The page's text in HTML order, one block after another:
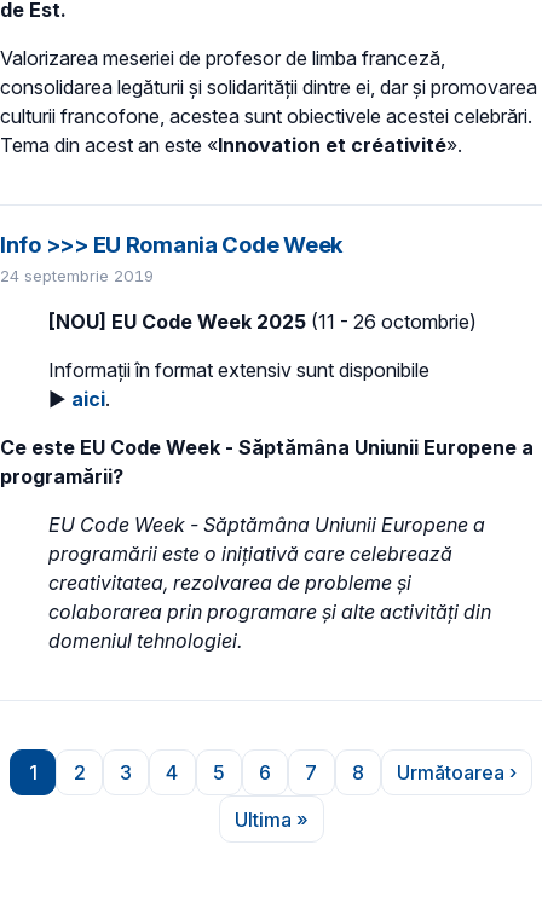
de Est.
Valorizarea meseriei de profesor de limba franceză,
consolidarea legăturii și solidarității dintre ei, dar și promovarea
culturii francofone, acestea sunt obiectivele acestei celebrări.
Tema din acest an este «Innovation et créativité».
Info >>> EU Romania Code Week
24 septembrie 2019
[NOU] EU Code Week 2025 (11 - 26 octombrie)
Informații în format extensiv sunt disponibile
► aici.
Ce este EU Code Week - Săptămâna Uniunii Europene a
programării?
EU Code Week - Săptămâna Uniunii Europene a
programării este o inițiativă care celebrează
creativitatea, rezolvarea de probleme și
colaborarea prin programare și alte activități din
domeniul tehnologiei.
Paginare
Pagina
1
Pagina
2
Pagina
3
Pagina
4
Pagina
5
Pagina
6
Pagina
7
Pagina
8
Pagina
Următoarea ›
Ultima pagină
Ultima »